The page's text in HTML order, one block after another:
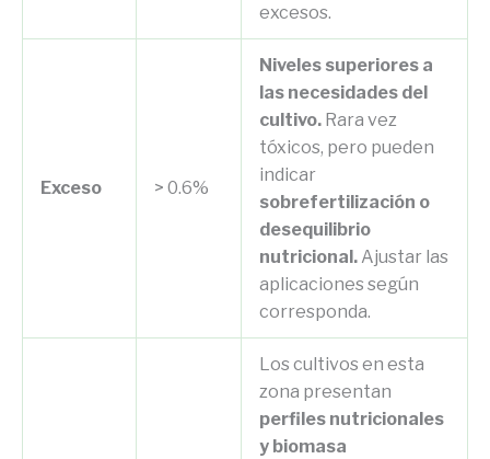
excesos.
Exceso > 0.6%
Niveles superiores a
las necesidades del
cultivo. Rara vez
tóxicos, pero pueden
indicar
sobrefertilización o
desequilibrio
nutricional. Ajustar las
aplicaciones según
corresponda.
Los cultivos en esta
zona presentan
perfiles nutricionales
y biomasa